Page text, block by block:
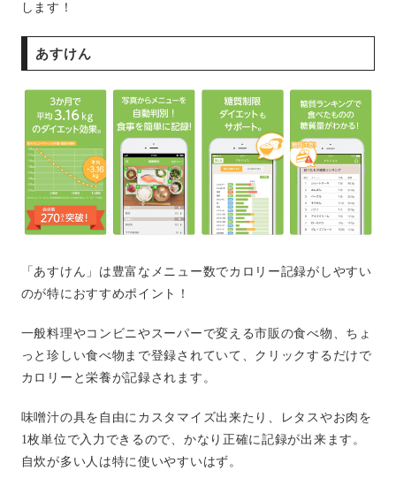
します！
あすけん
「あすけん」は豊富なメニュー数でカロリー記録がしやすい
のが特におすすめポイント！
一般料理やコンビニやスーパーで変える市販の食べ物、ちょ
っと珍しい食べ物まで登録されていて、クリックするだけで
カロリーと栄養が記録されます。
味噌汁の具を自由にカスタマイズ出来たり、レタスやお肉を
1枚単位で入力できるので、かなり正確に記録が出来ます。
自炊が多い人は特に使いやすいはず。